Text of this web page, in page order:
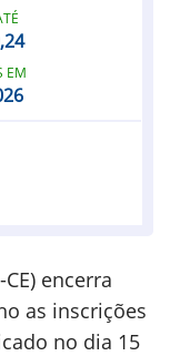
encerra
as inscrições
no dia 15
EM